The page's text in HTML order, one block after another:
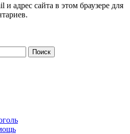
адрес сайта в этом браузере для